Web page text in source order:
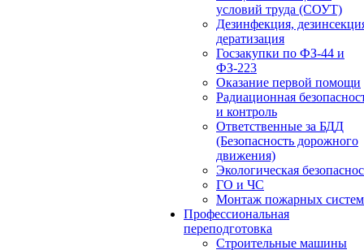
условий труда (СОУТ)
Дезинфекция,
дератизация
Госзакупки по ФЗ-44 и
ФЗ-223
Оказание первой помощи
Радиационная
и контроль
Ответственные за БДД
(Безопасность дорожного
движения)
Экологическая
ГО и ЧС
Монтаж пожарных систем
Профессиональная
переподготовка
Строительные машины